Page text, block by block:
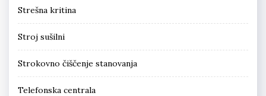
Strešna kritina
Stroj sušilni
Strokovno čiščenje stanovanja
Telefonska centrala